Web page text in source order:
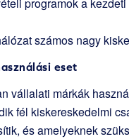
számos nagy
eset
vállalati márkák
fél kiskereskedelmi
és amelyeknek